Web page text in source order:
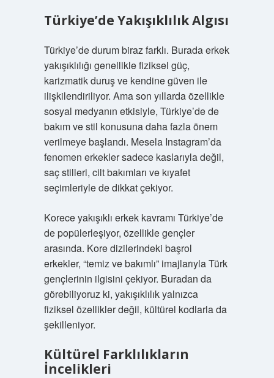
Türkiye’de Yakışıklılık Algısı
Türkiye’de durum biraz farklı. Burada erkek
yakışıklılığı genellikle fiziksel güç,
karizmatik duruş ve kendine güven ile
ilişkilendiriliyor. Ama son yıllarda özellikle
sosyal medyanın etkisiyle, Türkiye’de de
bakım ve stil konusuna daha fazla önem
verilmeye başlandı. Mesela Instagram’da
fenomen erkekler sadece kaslarıyla değil,
saç stilleri, cilt bakımları ve kıyafet
seçimleriyle de dikkat çekiyor.
Korece yakışıklı erkek kavramı Türkiye’de
de popülerleşiyor, özellikle gençler
arasında. Kore dizilerindeki başrol
erkekler, “temiz ve bakımlı” imajlarıyla Türk
gençlerinin ilgisini çekiyor. Buradan da
görebiliyoruz ki, yakışıklılık yalnızca
fiziksel özellikler değil, kültürel kodlarla da
şekilleniyor.
Kültürel Farklılıkların
İncelikleri